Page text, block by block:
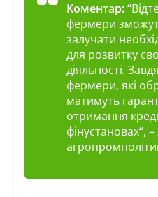
Коментар:“
фермери
залучати
для розвитку
діяльності.
фермери, які
матимуть
отримання
фінустановах“,